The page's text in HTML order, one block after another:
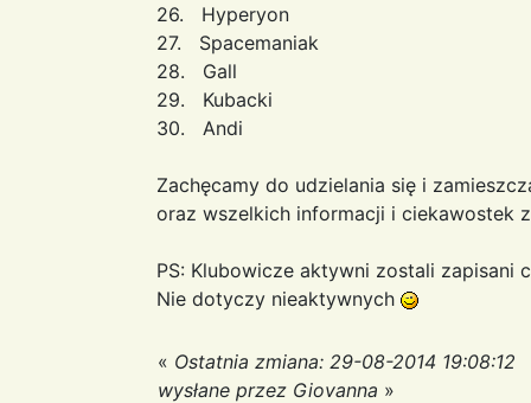
26. Hyperyon
27. Spacemaniak
28. Gall
29. Kubacki
30. Andi
Zachęcamy do udzielania się i
oraz wszelkich informacji i ciekawostek
PS: Klubowicze aktywni zostali zapisani
Nie dotyczy nieaktywnych
« Ostatnia zmiana: 29-08-2014 19:08:12
wysłane przez Giovanna »